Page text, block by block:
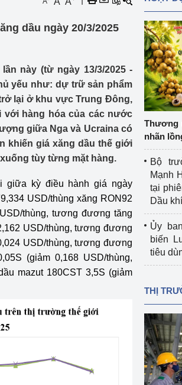
Hoạt động của Lãnh đạo Bộ
2026
luận
Họp báo
Thông cáo báo chí
Điểm báo
Lâm Thủy sản
lực
Tổ chức kiểm định kỹ thuật an toàn lao
động thuộc thẩm quyền quản lý của
Tổ chức được cấp GCN đăng ký, hoạt
động kiểm định thiết bị, dụng cụ điện
làm việc ở môi trường không có nguy
Cơ sở sản xuất, sửa chữa chai chứa
Thương
Thương
tiết kiệm và
Hiệu quả năng lượng
dầu ngày 20/3/2025
này (từ ngày 13/3/2025 -
yếu như: dự trữ sản phẩm
lại ở khu vực Trung Đông,
với hàng hóa của các nước
giữa Nga và Ucraina có
khiến giá xăng dầu thế giới
tùy từng mặt hàng.
giữa kỳ điều hành giá ngày
USD/thùng xăng RON92
thùng, tương đương tăng
USD/thùng, tương đương
USD/thùng, tương đương
(giảm 0,168 USD/thùng,
mazut 180CST 3,5S (giảm
Thương
nhãn
Bộ
Mạnh
tại
Dầu
Ủy
biến
tiêu
THỊ